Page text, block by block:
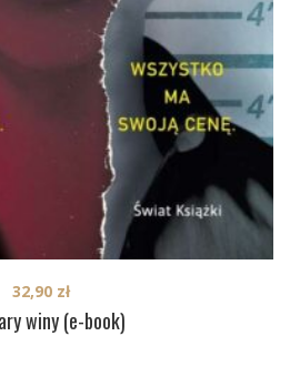
winy (e-book)
32,90 zł